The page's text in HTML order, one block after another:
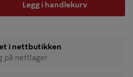
Legg i handlekurv
i nettbutikken
på nettlager